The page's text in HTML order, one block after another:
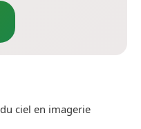
ciel en imagerie